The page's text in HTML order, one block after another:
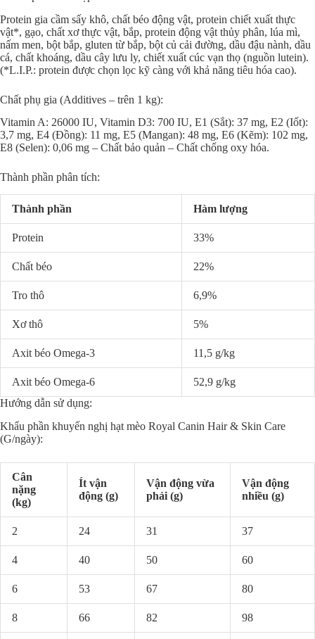
Protein gia cầm sấy khô, chất béo động vật, protein chiết xuất thực
vật*, gạo, chất xơ thực vật, bắp, protein động vật thủy phân, lúa mì,
nấm men, bột bắp, gluten từ bắp, bột củ cải đường, dầu đậu nành, dầu
cá, chất khoáng, dầu cây lưu ly, chiết xuất cúc vạn thọ (nguồn lutein).
(*L.I.P.: protein được chọn lọc kỹ càng với khả năng tiêu hóa cao).
Chất phụ gia (Additives – trên 1 kg):
Vitamin A: 26000 IU, Vitamin D3: 700 IU, E1 (Sắt): 37 mg, E2 (Iốt):
3,7 mg, E4 (Đồng): 11 mg, E5 (Mangan): 48 mg, E6 (Kẽm): 102 mg,
E8 (Selen): 0,06 mg – Chất bảo quản – Chất chống oxy hóa.
Thành phần phân tích:
Thành phần Hàm lượng
Protein 33%
Chất béo 22%
Tro thô 6,9%
Xơ thô 5%
Axit béo Omega-3 11,5 g/kg
Axit béo Omega-6
52,9 g/kg
Hướng dẫn sử dụng:
Khẩu phần khuyến nghị hạt mèo Royal Canin Hair & Skin Care
(G/ngày):
Cân
nặng
(kg)
Ít vận
động (g)
Vận động vừa
phải (g)
Vận động
nhiều (g)
2 24 31 37
4 40 50 60
6 53 67 80
8 66 82 98